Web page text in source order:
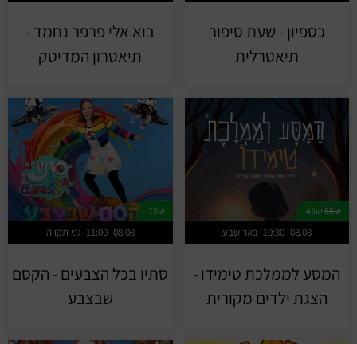
כספיון - שעת סיפור
תיאטרלית
בוא אלי פרפר נחמד -
תיאטרון המדיטק
55₪
באר שבע 10:30 08.08
המסע לממלכת טימידו -
הצגת ילדים מקורית
75₪
גני תקווה 11:00 08.08
סתיו בכל הצבעים - הקסם
שבצבע